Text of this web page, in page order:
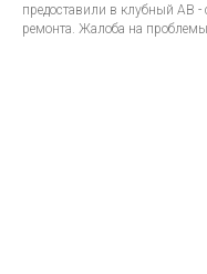
предоставили в клубный АВ -
ремонта. Жалоба на